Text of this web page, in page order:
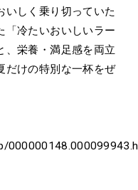
いしく乗り切っていた
「冷たいおいしいラー
、栄養・満足感を両立
だけの特別な一杯をぜ